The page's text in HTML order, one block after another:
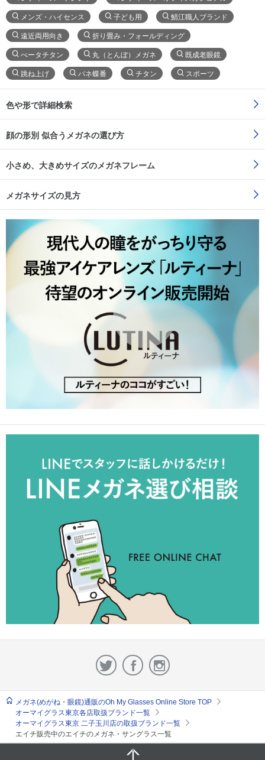
メンズ・ハイセンス 子ども用 鯖江職人ブランド
遠近両用向き 折り畳み・フォールディング
べータチタン 丸（とんぼ）メガネ 既成老眼鏡
跳ね上げ バネ蝶番 チタン スポーツ
色や形で詳細検索
顔の形別 似合うメガネの選び方
小さめ、大きめサイズのメガネフレーム
メガネサイズの見方
メガネ(めがね・眼鏡)通販のOh My Glasses Online Store TOP
オーマイグラス東京各店取扱ブランド一覧
オーマイグラス東京 二子玉川店の取扱ブランド一覧
エイチ販売中のエイチのメガネ・サングラス一覧